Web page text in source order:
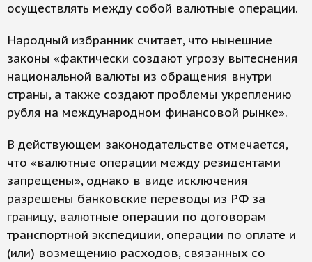
осуществлять между собой валютные операции.
Народный избранник считает, что нынешние
законы «фактически создают угрозу вытеснения
национальной валюты из обращения внутри
страны, а также создают проблемы укреплению
рубля на международном финансовой рынке».
В действующем законодательстве отмечается,
что «валютные операции между резидентами
запрещены», однако в виде исключения
разрешены банковские переводы из РФ за
границу, валютные операции по договорам
транспортной экспедиции, операции по оплате и
(или) возмещению расходов, связанных со